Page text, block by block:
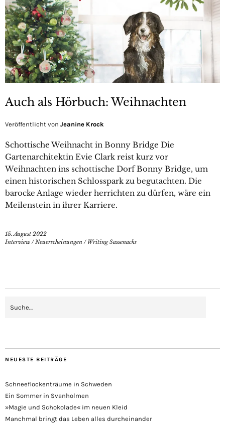
Auch als Hörbuch: Weihnachten
Veröffentlicht von Jeanine Krock
Schottische Weihnacht in Bonny Bridge Die
Gartenarchitektin Evie Clark reist kurz vor
Weihnachten ins schottische Dorf Bonny Bridge, um
einen historischen Schlosspark zu begutachten. Die
barocke Anlage wieder herrichten zu dürfen, wäre ein
Meilenstein in ihrer Karriere.
15. August 2022
Interview /Neuerscheinungen / Writing Sassenachs
NEUESTE BEITRÄGE
Schneeflockenträume in Schweden
Ein Sommer in Svanholmen
»Magie und Schokolade« im neuen Kleid
Manchmal bringt das Leben alles durcheinander